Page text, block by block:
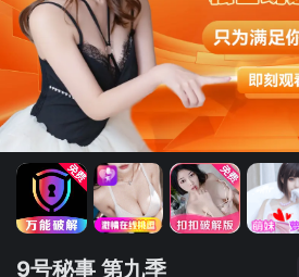
9号秘事 第九季